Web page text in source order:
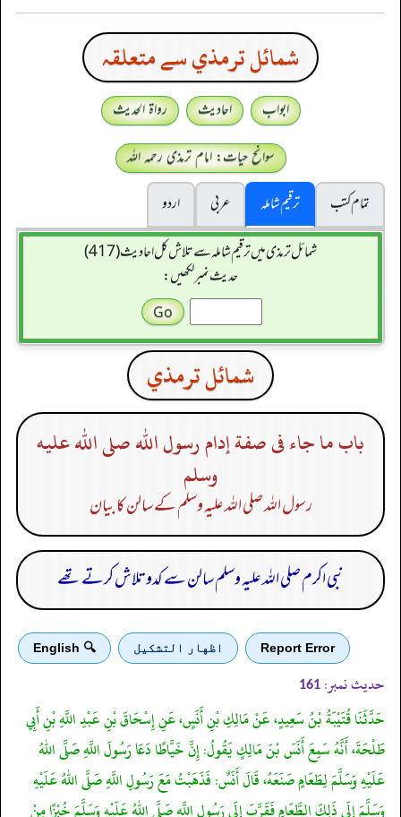
شمائل ترمذي سے متعلقہ
ابواب احادیث
رواۃ الحدیث
سوانح حیات: امام ترمذی رحمہ اللہ
تمام کتب
ترقیم شاملہ عربی
اردو
شمائل ترمذی میں ترقیم شاملہ سے تلاش کل احادیث (417)
حدیث نمبر لکھیں:
شمائل ترمذي
باب ما جاء فى صفة إدام رسول الله صلى الله عليه
وسلم
رسول اللہ صلی اللہ علیہ وسلم کے سالن کا بیان
نبی اکرم صلی اللہ علیہ وسلم سالن سے کدو تلاش کرتے تھے
Report Error اظهار التشكيل 🔍 English
حدیث نمبر: 161
حَدَّثَنَا قُتَيْبَةُ بْنُ سَعِيدٍ، عَنْ مَالِكِ بْنِ أَنَسٍ، عَنِ إِسْحَاقَ بْنِ عَبْدِ اللَّهِ بْنِ أَبِي
طَلْحَةَ، أَنَّهُ سَمِعَ أَنَسَ بْنَ مَالِكٍ يَقُولُ: إِنَّ خَيَّاطًا دَعَا رَسُولَ اللَّهِ صَلَّى اللهُ
عَلَيْهِ وَسَلَّمَ لِطَعَامٍ صَنَعَهُ، قَالَ أَنَسٌ: فَذَهَبْتُ مَعَ رَسُولِ اللَّهِ صَلَّى اللهُ عَلَيْهِ
وَسَلَّمَ إِلَى ذَلِكَ الطَّعَامِ فَقَرَّبَ إِلَى رَسُولِ اللَّهِ صَلَّى اللهُ عَلَيْهِ وَسَلَّمَ خُبْزًا مِنْ